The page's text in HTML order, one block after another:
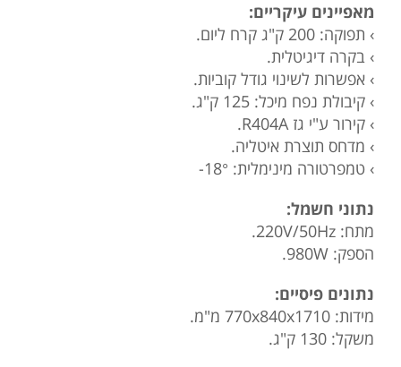
מאפיינים עיקריים:
› תפוקה: 200 ק"ג קרח ליום.
› בקרה דיגיטלית.
› אפשרות לשינוי גודל קוביות.
› קיבולת נפח מיכל: 125 ק"ג.
› קירור ע"י גז R404A.
› מדחס תוצרת איטליה.
› טמפרטורה מינימלית: 18°-
נתוני חשמל:
מתח: 220V/50Hz.
הספק: 980W.
נתונים פיסיים:
מידות: 770x840x1710 מ"מ.
משקל: 130 ק"ג.